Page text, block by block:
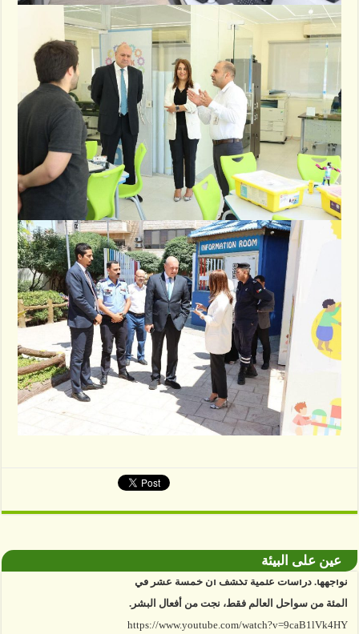
عين على البيئة
نواجهها. دراسات علمية تكشف أن خمسة عشر في
المئة من سواحل العالم فقط، نجت من أفعال البشر.
https://www.youtube.com/watch?v=9caB1lVk4HY